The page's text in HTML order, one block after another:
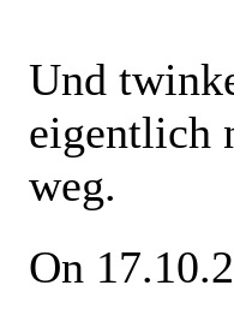
Und
eigentlich
weg.
On